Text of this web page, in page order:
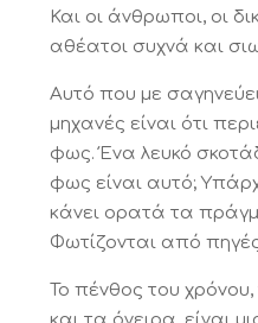
Και οι άνθρωποι, οι
αθέατοι συχνά και
Αυτό που με
μηχανές είναι ότι
φως. Ένα λευκό
φως είναι αυτό;
κάνει ορατά τα
Φωτίζονται από
Το πένθος του